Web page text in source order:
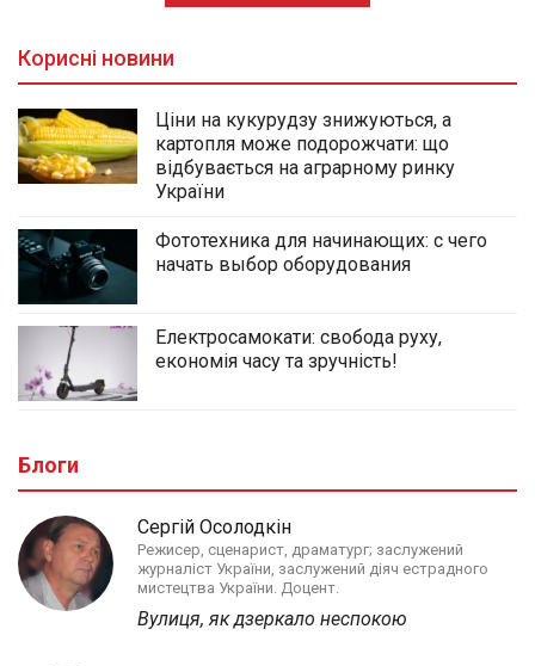
Корисні новини
Ціни на кукурудзу знижуються, а
картопля може подорожчати: що
відбувається на аграрному ринку
України
Фототехника для начинающих: с чего
начать выбор оборудования
Електросамокати: свобода руху,
економія часу та зручність!
Блоги
Сергій Осолодкін
Режисер, сценарист, драматург; заслужений
журналіст України, заслужений діяч естрадного
мистецтва України. Доцент.
Вулиця, як дзеркало неспокою